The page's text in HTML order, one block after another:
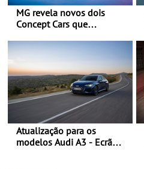
MG revela novos dois
Concept Cars que
desportiva com tecnologia
avançada - No Goodwood
Festival of Speed 2026
Atualização para os
modelos Audi A3 - Ecrã